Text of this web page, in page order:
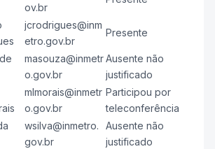
ov.br
jcrodrigues@inm
etro.gov.br
Presente
masouza@inmetr
o.gov.br
Ausente não
justificado
mlmorais@inmetr
o.gov.br
Participou por
teleconferência
wsilva@inmetro.
gov.br
Ausente não
justificado